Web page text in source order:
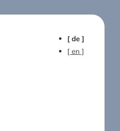
[ de ]
[ en ]